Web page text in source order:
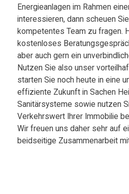
Energieanlagen im Rahmen
interessieren, dann scheuen
kompetentes Team zu fragen.
kostenloses
aber auch gern ein
Nutzen Sie also unser
starten Sie noch heute in eine
effiziente Zukunft in Sachen
Sanitärsysteme sowie nutzen
Verkehrswert Ihrer Immobilie
Wir freuen uns daher sehr auf
beidseitige Zusammenarbeit